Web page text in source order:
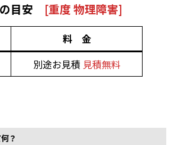
目安 [重度 物理障害]
料 金
別途お見積 見積無料
？